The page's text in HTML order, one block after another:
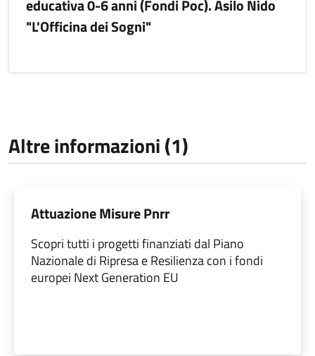
educativa 0-6 anni (Fondi Poc). Asilo Nido
"L'Officina dei Sogni"
Altre informazioni (1)
Attuazione Misure Pnrr
Scopri tutti i progetti finanziati dal Piano
Nazionale di Ripresa e Resilienza con i fondi
europei Next Generation EU